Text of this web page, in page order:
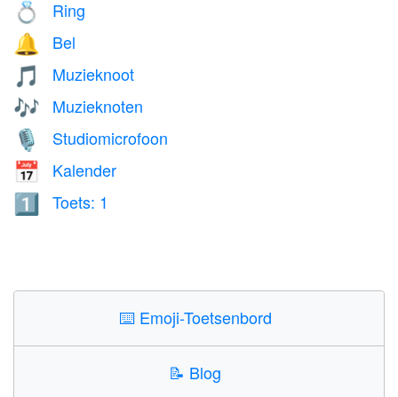
💍 Ring
🔔 Bel
🎵 Muzieknoot
🎶 Muzieknoten
🎙️ Studiomicrofoon
📅 Kalender
1️⃣ Toets: 1
⌨️ Emoji-Toetsenbord
📝 Blog